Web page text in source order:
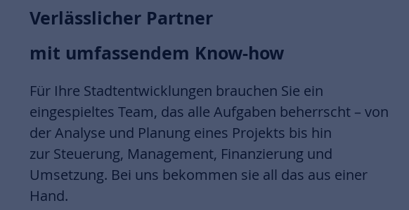
Verlässlicher Partner
mit umfassendem Know-how
Für Ihre Stadtentwicklungen brauchen Sie ein
eingespieltes Team, das alle Aufgaben beherrscht – von
der Analyse und Planung eines Projekts bis hin
zur Steuerung, Management, Finanzierung und
Umsetzung. Bei uns bekommen sie all das aus einer
Hand.